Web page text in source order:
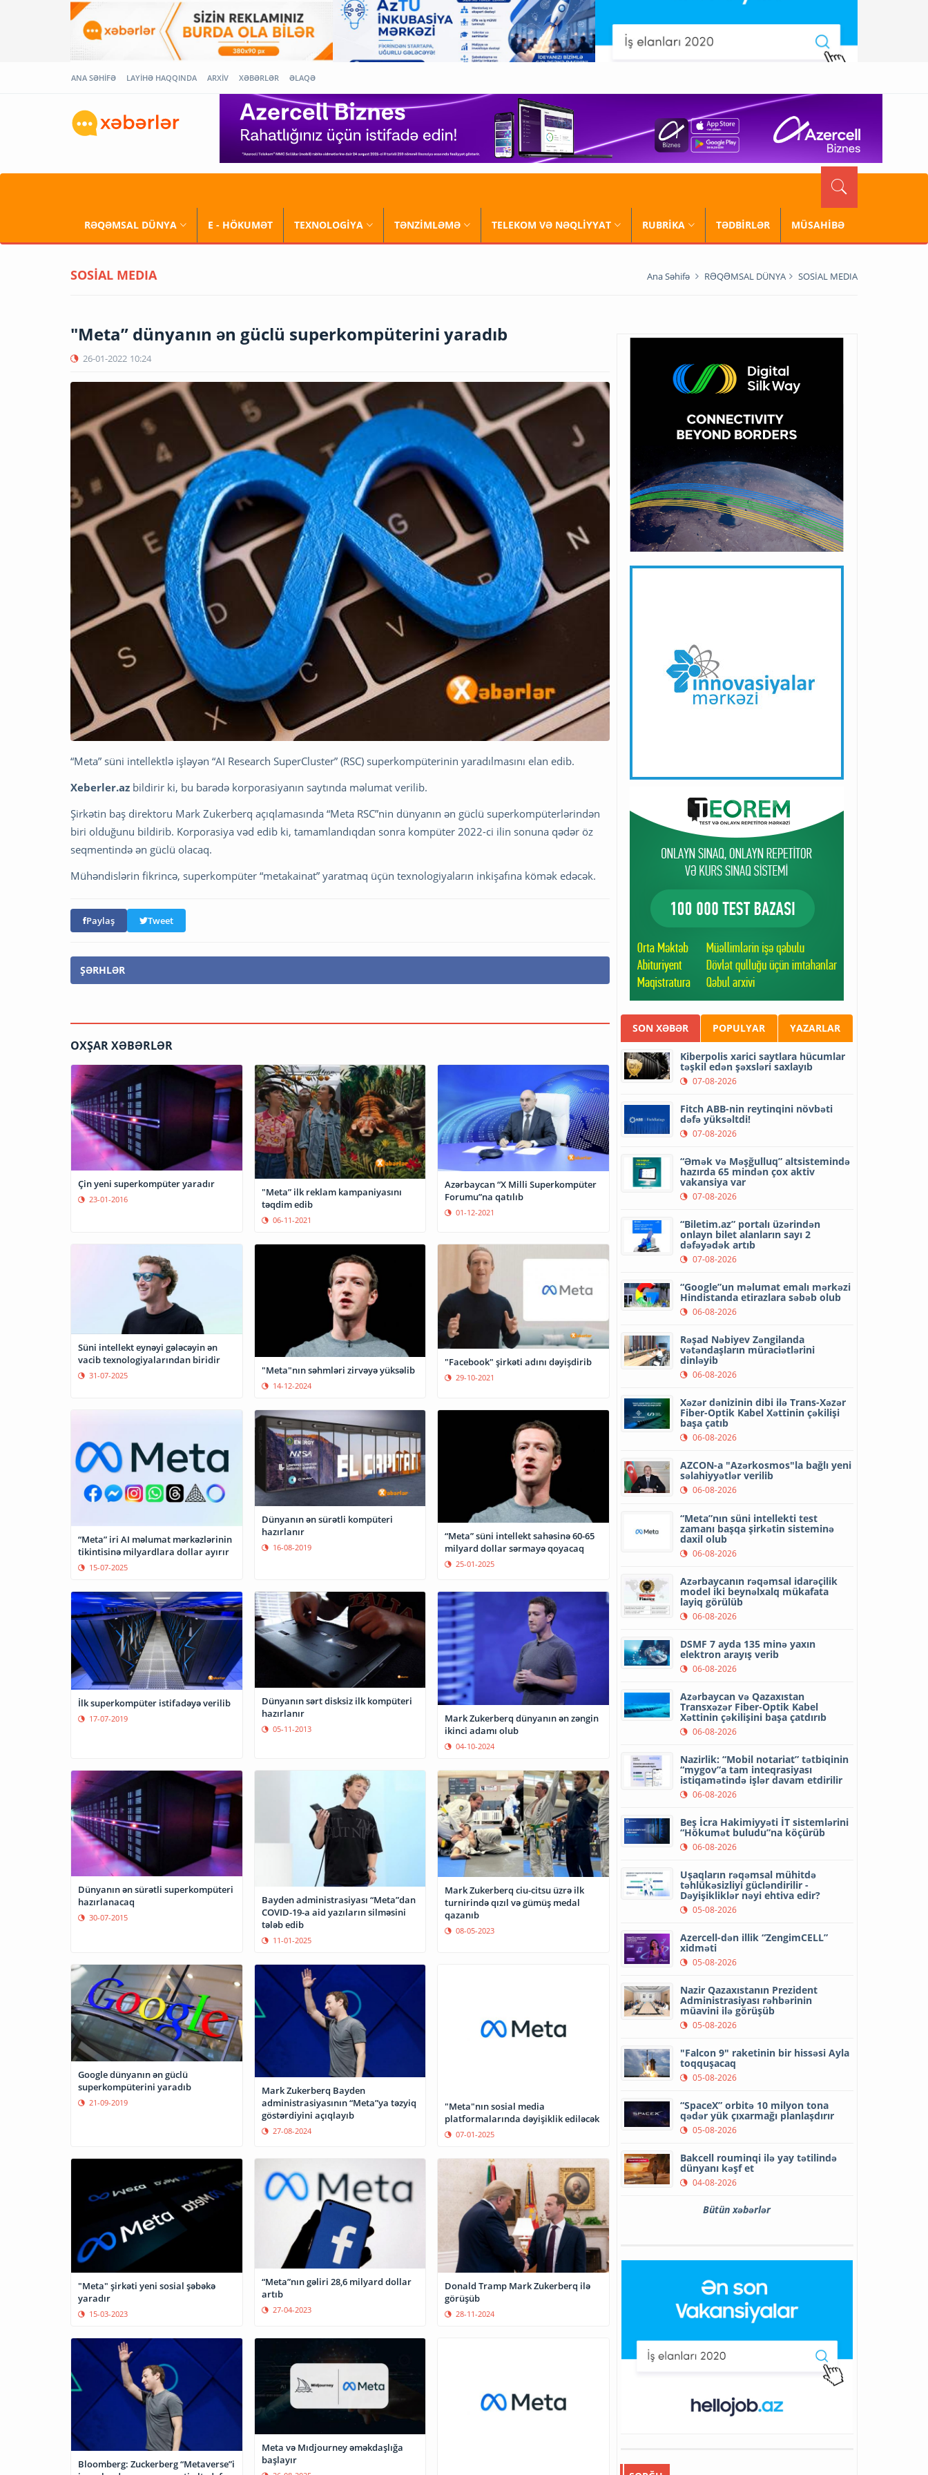
ANA SƏHİFƏ LAYİHƏ HAQQINDA ARXİV XƏBƏRLƏR ƏLAQƏ
RƏQƏMSAL DÜNYA E - HÖKUMƏT TEXNOLOGİYA TƏNZİMLƏMƏ TELEKOM VƏ NƏQLİYYAT RUBRİKA TƏDBİRLƏR MÜSAHİBƏ
SOSİAL MEDIA Ana Səhifə RƏQƏMSAL DÜNYA SOSİAL MEDIA
"Meta” dünyanın ən güclü superkompüterini yaradıb
26-01-2022 10:24
“Meta” süni intellektlə işləyən “AI Research SuperCluster” (RSC) superkompüterinin yaradılmasını elan edib.
Xeberler.az bildirir ki, bu barədə korporasiyanın saytında məlumat verilib.
Şirkətin baş direktoru Mark Zukerberq açıqlamasında “Meta RSC”nin dünyanın ən güclü superkompüterlərindən
biri olduğunu bildirib. Korporasiya vəd edib ki, tamamlandıqdan sonra kompüter 2022-ci ilin sonuna qədər öz
seqmentində ən güclü olacaq.
Mühəndislərin fikrincə, superkompüter “metakainat” yaratmaq üçün texnologiyaların inkişafına kömək edəcək.
Paylaş Tweet
ŞƏRHLƏR
OXŞAR XƏBƏRLƏR
Çin yeni superkompüter yaradır
23-01-2016
"Meta” ilk reklam kampaniyasını
təqdim edib
06-11-2021
Azərbaycan “X Milli Superkompüter
Forumu”na qatılıb
01-12-2021
Süni intellekt eynəyi gələcəyin ən
vacib texnologiyalarından biridir
31-07-2025 "Meta"nın səhmləri zirvəyə yüksəlib
14-12-2024
"Facebook" şirkəti adını dəyişdirib
29-10-2021
“Meta” iri AI məlumat mərkəzlərinin
tikintisinə milyardlara dollar ayırır
15-07-2025
Dünyanın ən sürətli kompüteri
hazırlanır
16-08-2019
“Meta” süni intellekt sahəsinə 60-65
milyard dollar sərmayə qoyacaq
25-01-2025
İlk superkompüter istifadəyə verilib
17-07-2019
Dünyanın sərt disksiz ilk kompüteri
hazırlanır
05-11-2013
Mark Zukerberq dünyanın ən zəngin
ikinci adamı olub
04-10-2024
Dünyanın ən sürətli superkompüteri
hazırlanacaq
30-07-2015
Bayden administrasiyası “Meta”dan
COVID-19-a aid yazıların silməsini
tələb edib
11-01-2025
Mark Zukerberq ciu-citsu üzrə ilk
turnirində qızıl və gümüş medal
qazanıb
08-05-2023
Google dünyanın ən güclü
superkompüterini yaradıb
21-09-2019
Mark Zukerberq Bayden
administrasiyasının “Meta”ya təzyiq
göstərdiyini açıqlayıb
27-08-2024
"Meta"nın sosial media
platformalarında dəyişiklik ediləcək
07-01-2025
"Meta" şirkəti yeni sosial şəbəkə
yaradır
15-03-2023
“Meta”nın gəliri 28,6 milyard dollar
artıb
27-04-2023
Donald Tramp Mark Zukerberq ilə
görüşüb
28-11-2024
Bloomberg: Zuckerberg “Metaverse”i
Meta və Mıdjourney əməkdaşlığa
başlayır
SON XƏBƏR POPULYAR YAZARLAR
Kiberpolis xarici saytlara hücumlar
təşkil edən şəxsləri saxlayıb
07-08-2026
Fitch ABB-nin reytinqini növbəti
dəfə yüksəltdi!
07-08-2026
“Əmək və Məşğulluq” altsistemində
hazırda 65 mindən çox aktiv
vakansiya var
07-08-2026
“Biletim.az” portalı üzərindən
onlayn bilet alanların sayı 2
dəfəyədək artıb
07-08-2026
“Google”un məlumat emalı mərkəzi
Hindistanda etirazlara səbəb olub
06-08-2026
Rəşad Nəbiyev Zəngilanda
vətəndaşların müraciətlərini
dinləyib
06-08-2026
Xəzər dənizinin dibi ilə Trans-Xəzər
Fiber-Optik Kabel Xəttinin çəkilişi
başa çatıb
06-08-2026
AZCON-a "Azərkosmos"la bağlı yeni
səlahiyyətlər verilib
06-08-2026
“Meta”nın süni intellekti test
zamanı başqa şirkətin sisteminə
daxil olub
06-08-2026
Azərbaycanın rəqəmsal idarəçilik
model iki beynəlxalq mükafata
layiq görülüb
06-08-2026
DSMF 7 ayda 135 minə yaxın
elektron arayış verib
06-08-2026
Azərbaycan və Qazaxıstan
Transxəzər Fiber-Optik Kabel
Xəttinin çəkilişini başa çatdırıb
06-08-2026
Nazirlik: “Mobil notariat” tətbiqinin
“mygov”a tam inteqrasiyası
istiqamətində işlər davam etdirilir
06-08-2026
Beş İcra Hakimiyyəti İT sistemlərini
“Hökumət buludu”na köçürüb
06-08-2026
Uşaqların rəqəmsal mühitdə
təhlükəsizliyi gücləndirilir -
Dəyişikliklər nəyi ehtiva edir?
05-08-2026
Azercell-dən illik “ZengimCELL”
xidməti
05-08-2026
Nazir Qazaxıstanın Prezident
Administrasiyası rəhbərinin
müavini ilə görüşüb
05-08-2026
"Falcon 9" raketinin bir hissəsi Ayla
toqquşacaq
05-08-2026
“SpaceX” orbitə 10 milyon tona
qədər yük çıxarmağı planlaşdırır
05-08-2026
Bakcell rouminqi ilə yay tətilində
dünyanı kəşf et
04-08-2026
Bütün xəbərlər